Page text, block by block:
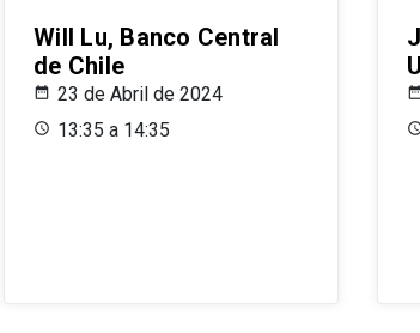
Will Lu, Banco Central
de Chile
23 de Abril de 2024
13:35 a 14:35